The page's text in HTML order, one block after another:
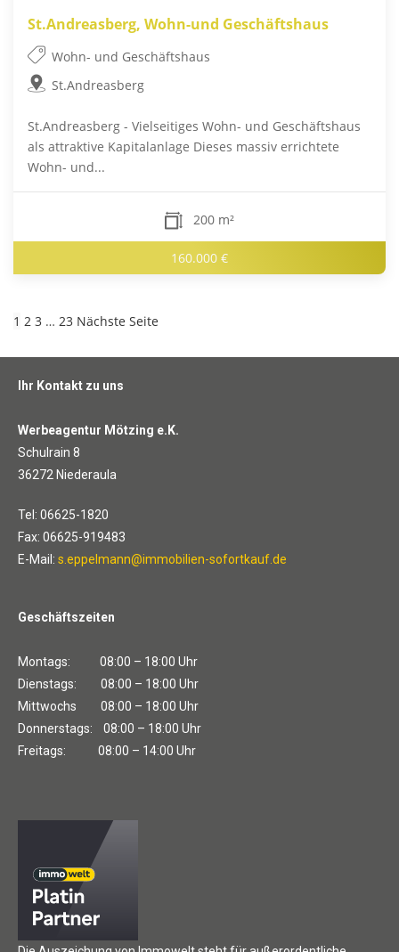
St.Andreasberg, Wohn-und Geschäftshaus
Wohn- und Geschäftshaus
St.Andreasberg
St.Andreasberg - Vielseitiges Wohn- und Geschäftshaus
als attraktive Kapitalanlage Dieses massiv errichtete
Wohn- und...
200 m²
160.000 €
1 2 3 … 23 Nächste Seite
Ihr Kontakt zu uns
Werbeagentur Mötzing e.K.
Schulrain 8
36272 Niederaula
Tel: 06625-1820
Fax: 06625-919483
E-Mail: s.eppelmann@immobilien-sofortkauf.de
Geschäftszeiten
Montags: 08:00 – 18:00 Uhr
Dienstags: 08:00 – 18:00 Uhr
Mittwochs 08:00 – 18:00 Uhr
Donnerstags: 08:00 – 18:00 Uhr
Freitags: 08:00 – 14:00 Uhr